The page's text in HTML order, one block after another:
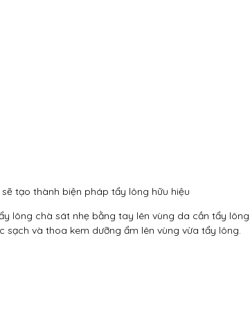
tạo thành biện pháp tẩy lông hữu hiệu
lông chà sát nhẹ bằng tay lên vùng da cần tẩy lông
sạch và thoa kem dưỡng ẩm lên vùng vừa tẩy lông.